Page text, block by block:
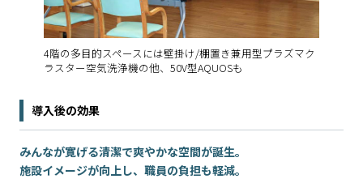
4階の多目的スペースには壁掛け/棚置き兼用型プラズマク
ラスター空気洗浄機の他、50V型AQUOSも
導入後の効果
みんなが寛げる清潔で爽やかな空間が誕生。
施設イメージが向上し、職員の負担も軽減。